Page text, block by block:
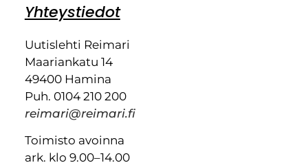
Yhteystiedot
Uutislehti Reimari
Maariankatu 14
49400 Hamina
Puh. 0104 210 200
reimari@reimari.fi
Toimisto avoinna
ark. klo 9.00–14.00